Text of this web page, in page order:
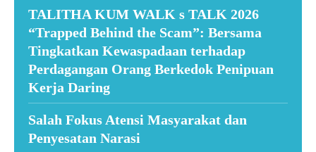
TALITHA KUM WALK s TALK 2026
“Trapped Behind the Scam”: Bersama
Tingkatkan Kewaspadaan terhadap
Perdagangan Orang Berkedok Penipuan
Kerja Daring
Salah Fokus Atensi Masyarakat dan
Penyesatan Narasi